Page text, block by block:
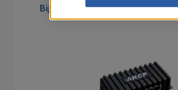
Productgalerij overslaan
Bijpassende